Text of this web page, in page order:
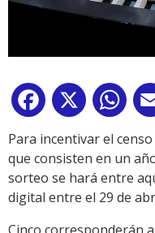
Facebook
X
Para incentivar el
que consisten en un
sorteo se hará entre
digital entre el 29 de